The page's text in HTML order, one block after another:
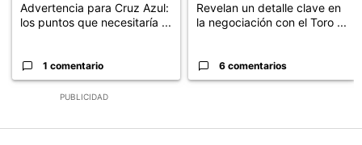
PUBLICIDAD
Advertencia para Cruz Azul:
los puntos que necesitaría ...
1 comentario
Revelan un detalle clave en
la negociación con el Toro ...
6 comentarios